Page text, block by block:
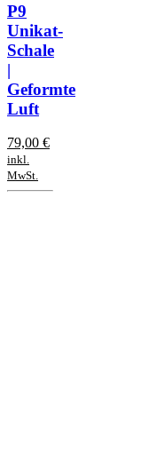
P9
Unikat-
Schale
|
Geformte
Luft
79,00 €
inkl.
MwSt.